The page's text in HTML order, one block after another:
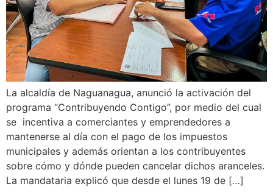
La alcaldía de Naguanagua, anunció la activación del
programa “Contribuyendo Contigo”, por medio del cual
se incentiva a comerciantes y emprendedores a
mantenerse al día con el pago de los impuestos
municipales y además orientan a los contribuyentes
sobre cómo y dónde pueden cancelar dichos aranceles.
La mandataria explicó que desde el lunes 19 de […]